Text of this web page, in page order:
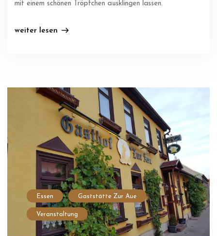
mit einem schönen Tröpfchen ausklingen lassen.
weiter lesen
Essen Gaststätte Zur Aue
Veranstaltung